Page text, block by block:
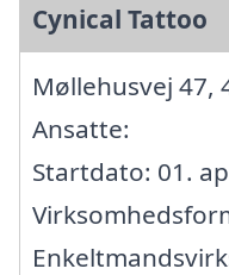
Cynical Tattoo
Møllehusvej 47,
Ansatte:
Startdato: 01.